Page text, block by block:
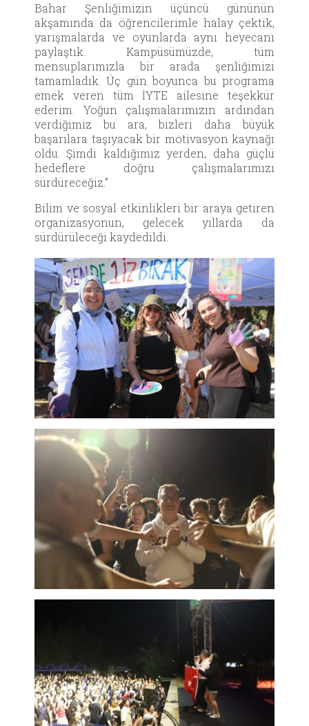
Bahar Şenliğimizin üçüncü gününün
akşamında da öğrencilerimle halay çektik,
yarışmalarda ve oyunlarda aynı heyecanı
paylaştık. Kampüsümüzde, tüm
mensuplarımızla bir arada şenliğimizi
tamamladık. Üç gün boyunca bu programa
emek veren tüm İYTE ailesine teşekkür
ederim. Yoğun çalışmalarımızın ardından
verdiğimiz bu ara, bizleri daha büyük
başarılara taşıyacak bir motivasyon kaynağı
oldu. Şimdi kaldığımız yerden, daha güçlü
hedeflere doğru çalışmalarımızı
sürdüreceğiz.”
Bilim ve sosyal etkinlikleri bir araya getiren
organizasyonun, gelecek yıllarda da
sürdürüleceği kaydedildi.